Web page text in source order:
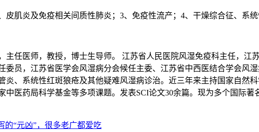
皮肌炎及免疫相关间质性肺炎；3、免疫性流产；4、干燥综合征、系
任医师，教授，博士生导师。 江苏省人民医院风湿免疫科主任，江
委员，江苏省医学会风湿病分会候任主委、江苏省中西医结合学会风
炎、系统性红斑狼疮及其他疑难风湿病诊治。近三年来主持国家自然
医药局科学基金等多项课题。发表SCI论文30余篇。现为多个国际著
的“元凶”，很多老广都爱吃